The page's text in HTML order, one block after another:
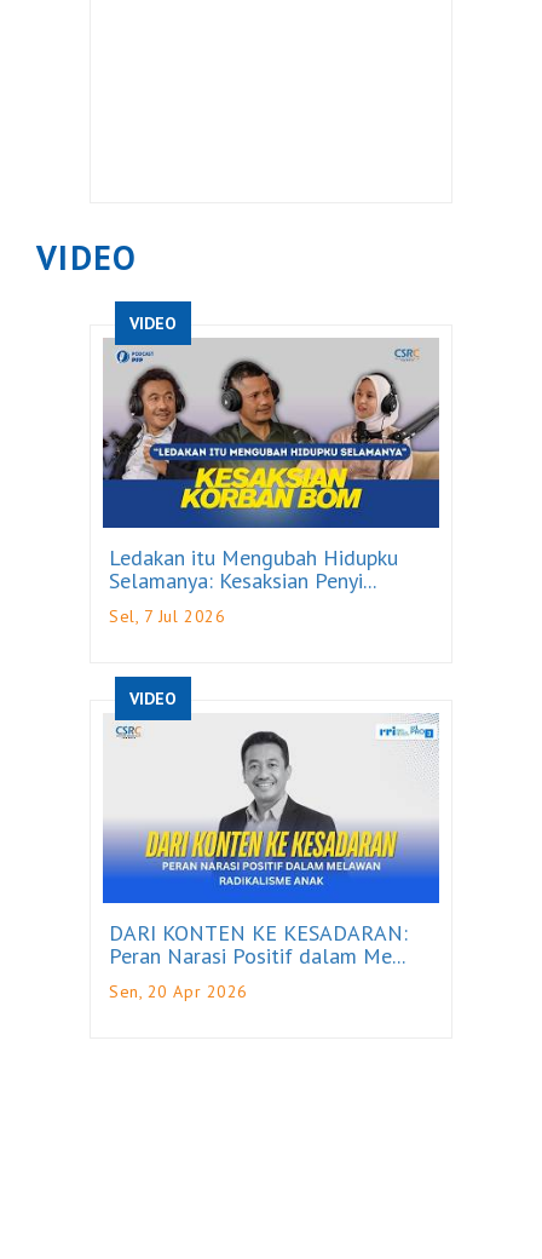
VIDEO
VIDEO
Ledakan itu Mengubah Hidupku
Selamanya: Kesaksian Penyi...
Sel, 7 Jul 2026
VIDEO
DARI KONTEN KE KESADARAN:
Peran Narasi Positif dalam Me...
Sen, 20 Apr 2026